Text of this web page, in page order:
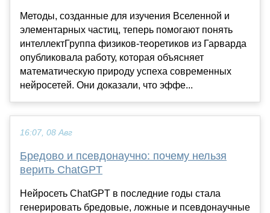
Методы, созданные для изучения Вселенной и
элементарных частиц, теперь помогают понять
интеллектГруппа физиков-теоретиков из Гарварда
опубликовала работу, которая объясняет
математическую природу успеха современных
нейросетей. Они доказали, что эффе...
16:07, 08 Авг
Бредово и псевдонаучно: почему нельзя
верить ChatGPT
Нейросеть ChatGPT в последние годы стала
генерировать бредовые, ложные и псевдонаучные